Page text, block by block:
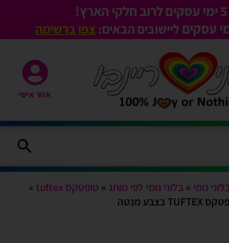
עסקים ליישובים הבאים: צפו ברשימה
אזור אישי
גומי » בלוני גומי לפי מותג » טופטקס tuftex
»